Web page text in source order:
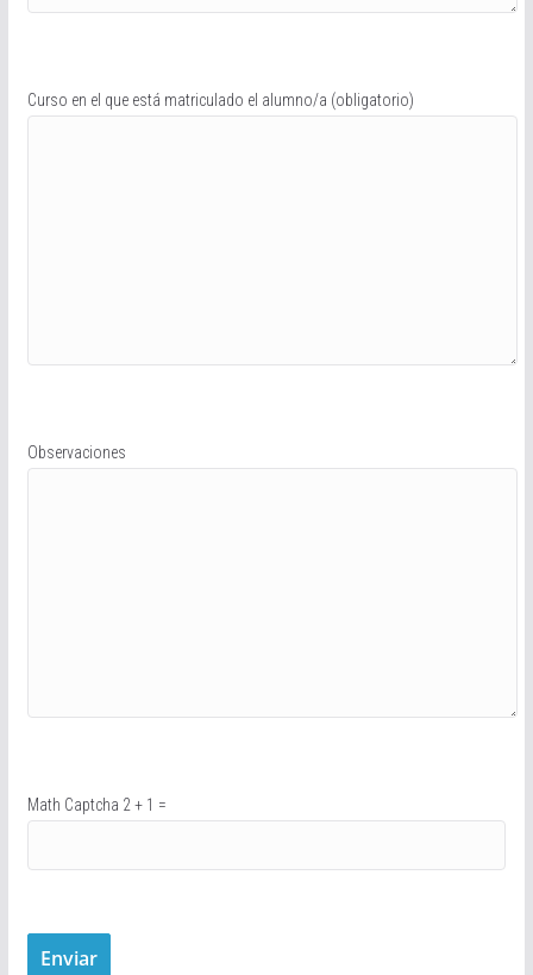
Curso en el que está matriculado el alumno/a (obligatorio)
Observaciones
Math Captcha 2 + 1 =